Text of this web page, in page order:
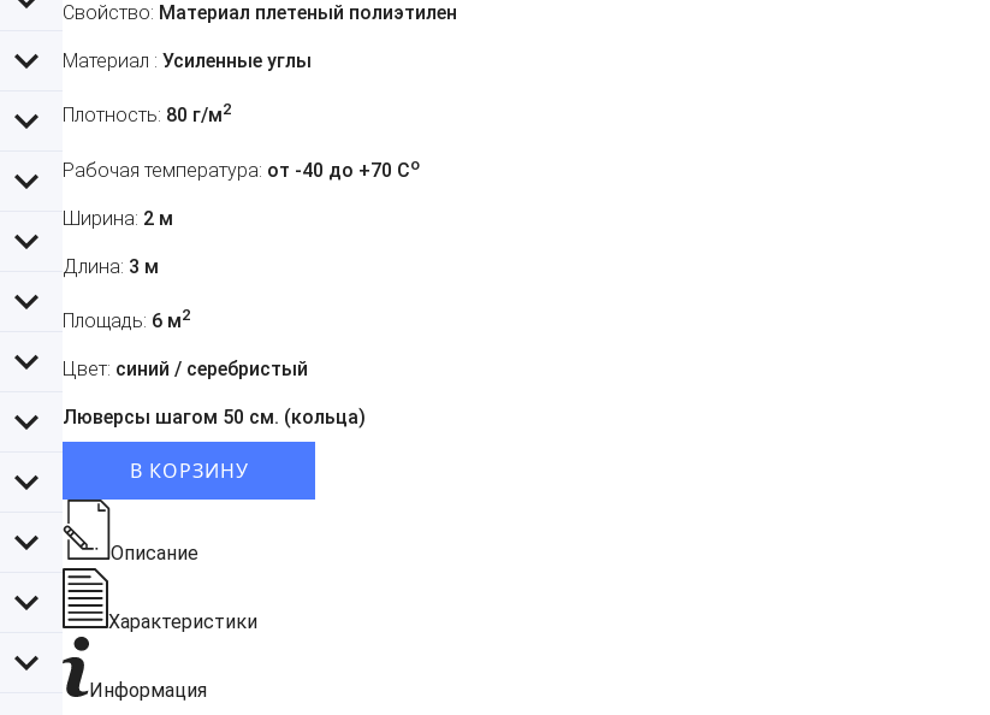
Свойство: Материал плетеный полиэтилен
Материал : Усиленные углы
Плотность: 80 г/м2
Рабочая температура: от -40 до +70 Co
Ширина: 2 м
Длина: 3 м
Площадь: 6 м2
Цвет: синий / серебристый
Люверсы шагом 50 см. (кольца)
В КОРЗИНУ
Описание
Характеристики
Информация